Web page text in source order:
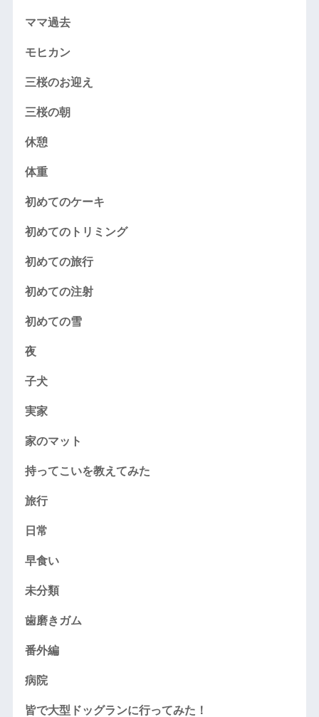
ママ過去
モヒカン
三桜のお迎え
三桜の朝
休憩
体重
初めてのケーキ
初めてのトリミング
初めての旅行
初めての注射
初めての雪
夜
子犬
実家
家のマット
持ってこいを教えてみた
旅行
日常
早食い
未分類
歯磨きガム
番外編
病院
皆で大型ドッグランに行ってみた！